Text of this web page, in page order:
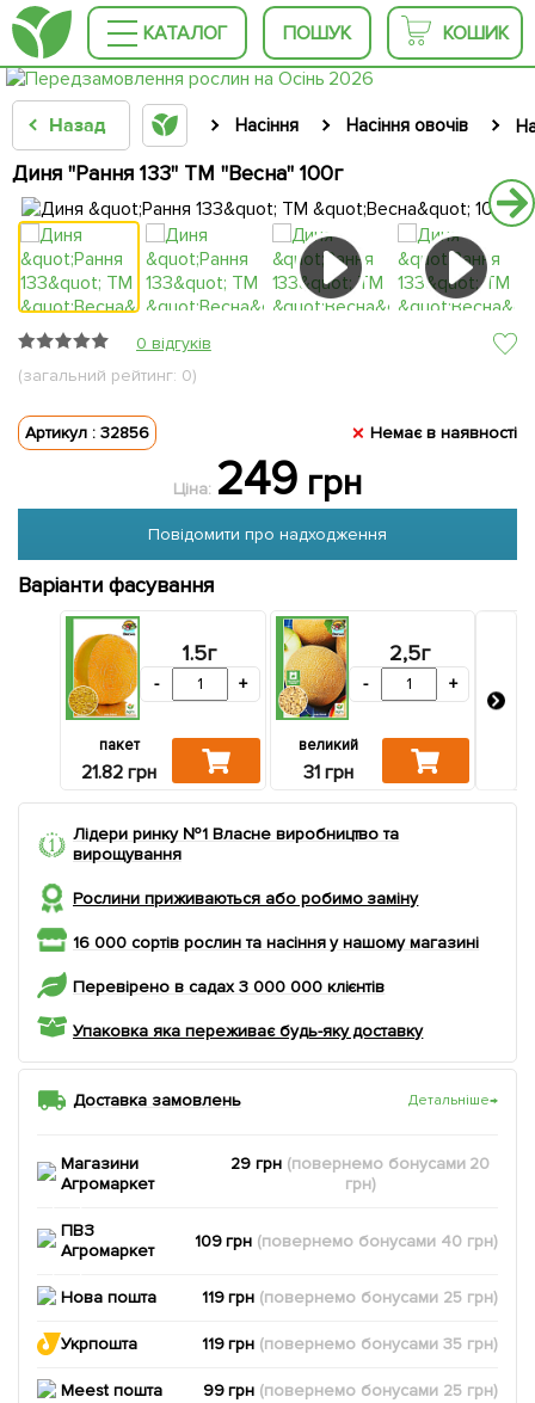
КАТАЛОГ ПОШУК КОШИК
Назад Насіння Насіння овочів
Диня "Рання 133" ТМ "Весна" 100г
0 відгуків
(загальний рейтинг: 0)
Артикул : 32856 Немає в наявності
Ціна: 249грн
Повідомити про надходження
Варіанти фасування
1.5г
- +
пакет
21.82 грн
2,5г
- +
великий
31 грн
Лідери ринку №1 Власне виробництво та
вирощування
Рослини приживаються або робимо заміну
16 000 сортів рослин та насіння у нашому магазині
Перевірено в садах 3 000 000 клієнтів
Упаковка яка переживає будь-яку доставку
Доставка замовлень Детальніше→
Магазини
Агромаркет
29 грн (повернемобонусами 20
грн)
ПВЗ
Агромаркет
109 грн (повернемо бонусами 40 грн)
Нова пошта 119 грн (повернемо бонусами 25 грн)
Укрпошта 119 грн (повернемо бонусами35 грн)
Meest пошта 99 грн (повернемо бонусами 25 грн)